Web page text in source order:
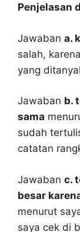
Penjelasan
Jawaban a.
salah,
yang
Jawaban b.
sama
sudah
catatan
Jawaban c.
besar
menurut
saya cek di